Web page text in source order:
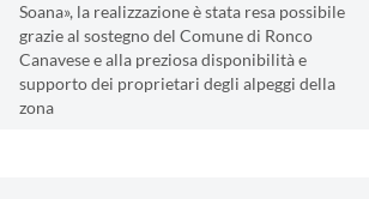
Soana», la realizzazione è stata resa possibile
grazie al sostegno del Comune di Ronco
Canavese e alla preziosa disponibilità e
supporto dei proprietari degli alpeggi della
zona